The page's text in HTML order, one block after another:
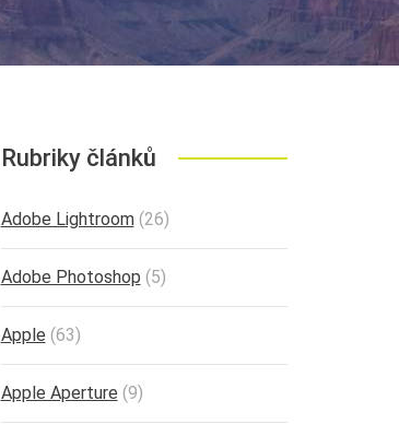
Rubriky článků
Adobe Lightroom(26)
Adobe Photoshop (5)
Apple (63)
Apple Aperture (9)